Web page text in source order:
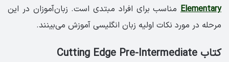
Elementary مناسب برای افراد مبتدی است. زبان‌آموزان در این
مرحله در مورد نکات اولیه زبان انگلیسی آموزش می‌بینند.
کتاب Cutting Edge Pre-Intermediate